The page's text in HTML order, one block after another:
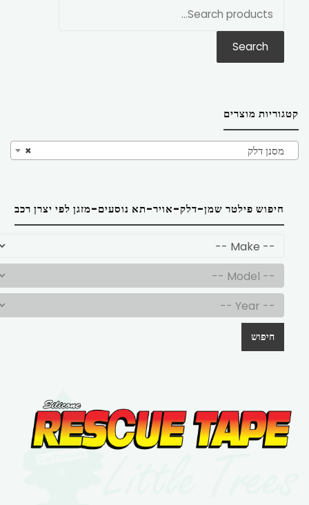
Search
קטגוריות מוצרים
× מסנן דלק
חיפוש פילטר שמן-דלק-אויר-תא נוסעים-מזגן לפי יצרן רכב
חיפוש